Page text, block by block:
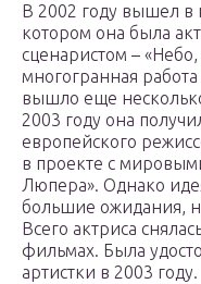
В 2002 году вышел в
котором она была
сценаристом –
многогранная
вышло еще
2003 году она
европейского
в проекте с
Люпера». Однако
большие ожидания,
Всего актриса
фильмах. Была
артистки в 2003 году.